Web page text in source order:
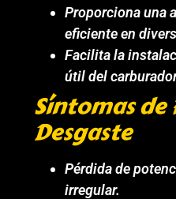
Proporciona una
eficiente en
Facilita la
útil del
Síntomas de
Desgaste
Pérdida de
irregular.